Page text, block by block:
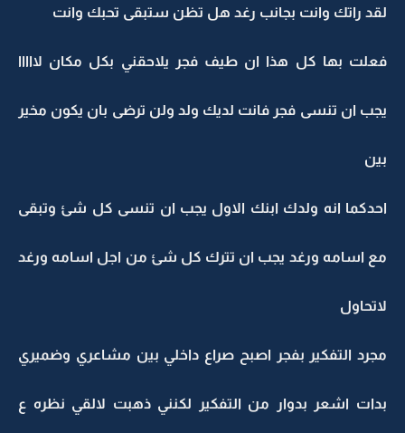
لقد راتك وانت بجانب رغد هل تظن ستبقى تحبك وانت
فعلت بها كل هذا ان طيف فجر يلاحقني بكل مكان لااااا
يجب ان تنسى فجر فانت لديك ولد ولن ترضى بان يكون مخير
بين
احدكما انه ولدك ابنك الاول يجب ان تنسى كل شئ وتبقى
مع اسامه ورغد يجب ان تترك كل شئ من اجل اسامه ورغد
لاتحاول
مجرد التفكير بفجر اصبح صراع داخلي بين مشاعري وضميري
بدات اشعر بدوار من التفكير لكنني ذهبت لالقي نظره ع